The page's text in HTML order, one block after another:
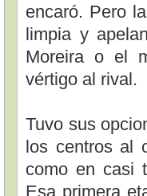
encaró. Pero
limpia y
Moreira o el
vértigo al rival.
Tuvo sus
los centros al
como en casi
Esa primera